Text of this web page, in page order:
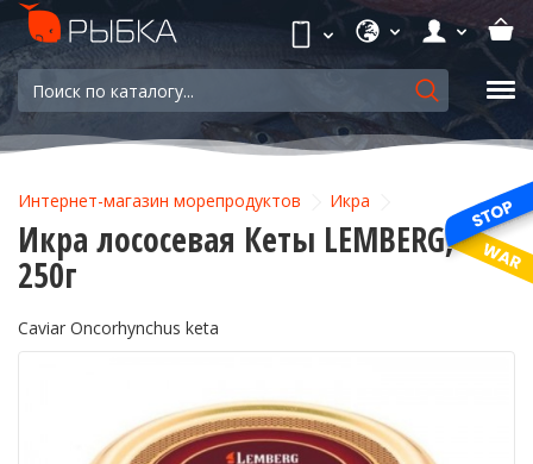
Интернет-магазин морепродуктов Икра
Икра лососевая Кеты LEMBERG,
250г
Caviar Oncorhynchus keta